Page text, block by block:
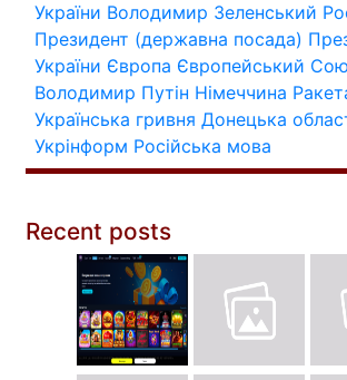
України Володимир Зеленський
Президент (державна посада)
України Європа Європейський
Володимир Путін Німеччина
Українська гривня Донецька
Укрінформ Російська мова
Recent posts